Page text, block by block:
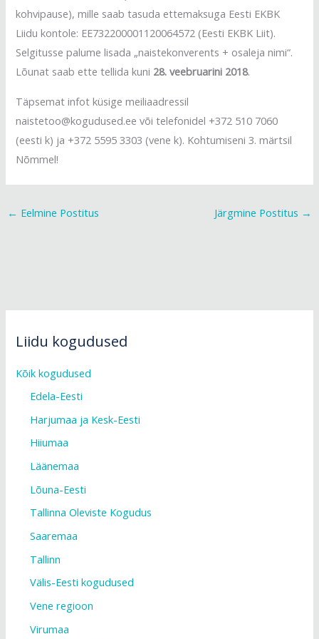
kohvipause), mille saab tasuda ettemaksuga Eesti EKBK
Liidu kontole: EE732200001120064572 (Eesti EKBK Liit).
Selgitusse palume lisada „naistekonverents + osaleja nimi“.
Lõunat saab ette tellida kuni 28. veebruarini 2018.
Täpsemat infot küsige meiliaadressil
naistetoo@kogudused.ee või telefonidel +372 510 7060
(eesti k) ja +372 5595 3303 (vene k). Kohtumiseni 3. märtsil
Nõmmel!
← Eelmine Postitus Järgmine Postitus →
Liidu kogudused
Kõik kogudused
Edela-Eesti
Harjumaa ja Kesk-Eesti
Hiiumaa
Läänemaa
Lõuna-Eesti
Tallinna Oleviste Kogudus
Saaremaa
Tallinn
Välis-Eesti kogudused
Vene regioon
Virumaa